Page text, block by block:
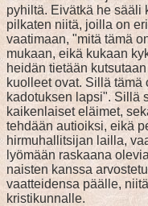
pyhiltä. Eivätkä he sääli
pilkaten niitä, joilla on
vaatimaan, "mitä tämä
mukaan, eikä kukaan
heidän tietään
kuolleet ovat. Sillä
kadotuksen lapsi". Sillä
kaikenlaiset eläimet,
tehdään autioiksi, eikä
hirmuhallitsijan lailla,
lyömään raskaana
naisten kanssa
vaatteidensa päälle,
kristikunnalle.